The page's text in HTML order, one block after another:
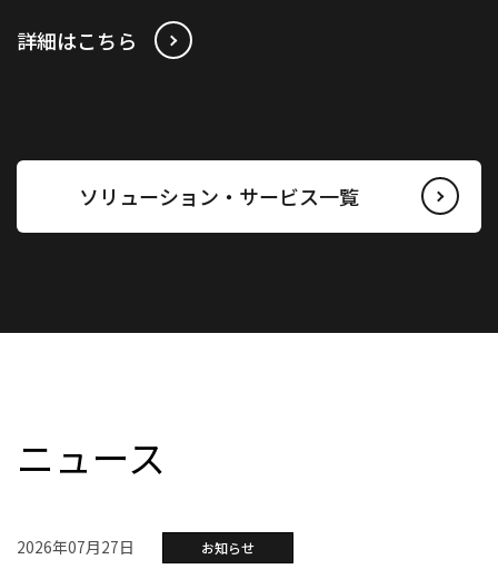
詳細はこちら
ソリューション・サービス一覧
ニュース
2026年07月27日 お知らせ